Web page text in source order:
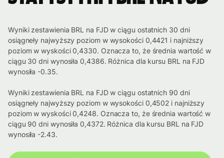
Wyniki zestawienia BRL na FJD w ciągu ostatnich 30 dni
osiągneły najwyższy poziom w wysokości 0,4421 i najniższy
poziom w wyskości 0,4330. Oznacza to, że średnia wartość w
ciągu 30 dni wynosiła 0,4386. Różnica dla kursu BRL na FJD
wynosiła -0.35.
Wyniki zestawienia BRL na FJD w ciągu ostatnich 90 dni
osiągneły najwyższy poziom w wysokości 0,4502 i najniższy
poziom w wyskości 0,4248. Oznacza to, że średnia wartość w
ciągu 90 dni wynosiła 0,4372. Różnica dla kursu BRL na FJD
wynosiła -2.43.